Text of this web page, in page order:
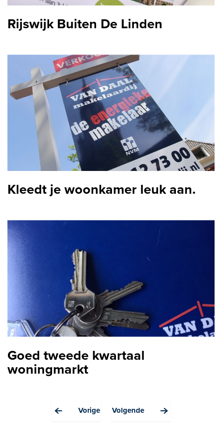
Hypotheekadvies
Projectadvies
Energielabel
Over ons
Ons Team
Over Van Daal
Vacatures
Zoekopdracht
Nieuws
Contact
Rijswijk Buiten De Linden
Kleedt je woonkamer leuk aan.
Goed tweede kwartaal
woningmarkt
Vorige Volgende